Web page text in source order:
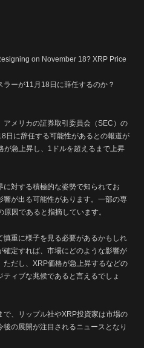
ラーが11月18日に辞任するのか？
アメリカの証券取引委員会（SEC）の
日に辞任する可能性があるとの報道が
が急上昇し、1ドルを超えるまで上昇
対する積極的な姿勢で知られてお
響が出る可能性があります。一部の専
因であると指摘しています。
慎重に様子を見る必要があるかもしれ
確定すれば、市場にどのような影響が
だし、XRP価格が急上昇するなどの
ィブな兆候であると言えるでしょ
で、リップル社やXRP投資家は市場の
の展開が注目されるニュースとなり